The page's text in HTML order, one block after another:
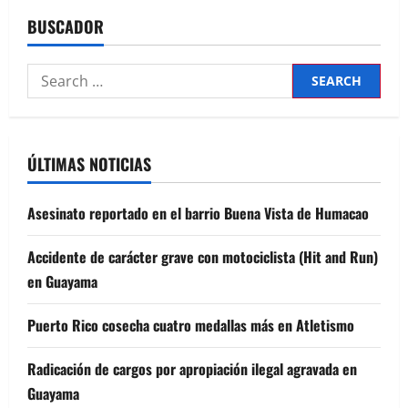
BUSCADOR
Search
for:
ÚLTIMAS NOTICIAS
Asesinato reportado en el barrio Buena Vista de Humacao
Accidente de carácter grave con motociclista (Hit and Run)
en Guayama
Puerto Rico cosecha cuatro medallas más en Atletismo
Radicación de cargos por apropiación ilegal agravada en
Guayama